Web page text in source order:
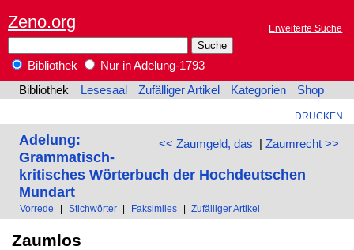
Zeno.org Erweiterte Suche
Bibliothek
Nur in Adelung-1793
Bibliothek
Lesesaal Zufälliger Artikel Kategorien Shop
DRUCKEN
<< Zaumgeld, das | Zaumrecht >>
Adelung:
Grammatisch-
kritisches Wörterbuch der Hochdeutschen
Mundart
Vorrede Stichwörter Faksimiles Zufälliger Artikel
Zaumlos